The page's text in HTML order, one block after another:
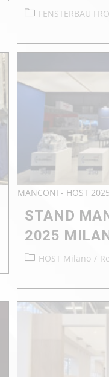
FENSTERBAU
MANCONI - HOST 2025
STAND
2025
HOST Milano /